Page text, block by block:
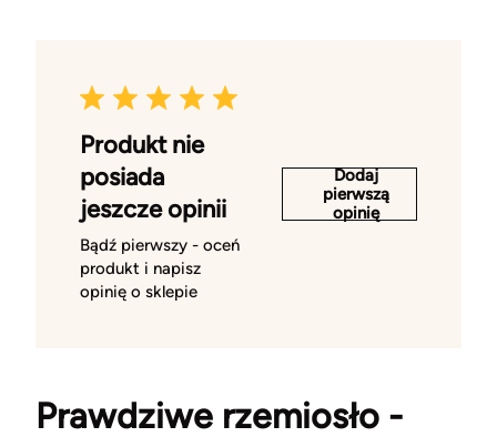
Produkt nie
posiada
jeszcze opinii
Bądź pierwszy - oceń
produkt i napisz
opinię o sklepie
Dodaj
pierwszą
opinię
Prawdziwe rzemiosło -